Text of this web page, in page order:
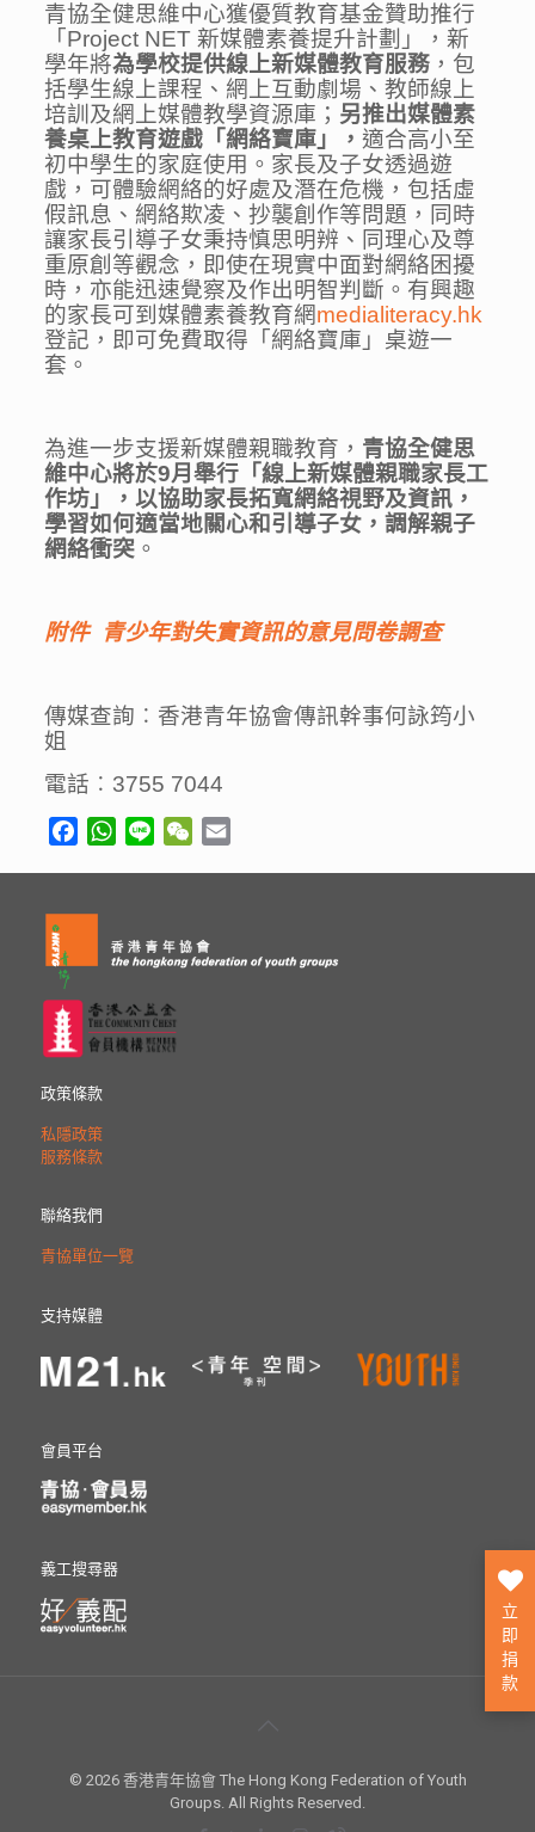
青協全健思維中心獲優質教育基金贊助推行
「Project NET 新媒體素養提升計劃」，新
學年將為學校提供線上新媒體教育服務 ，包
括學生線上課程、網上互動劇場、教師線上
培訓及網上媒體教學資源庫； 另推出媒體素
養桌上教育遊戲「網絡寶庫」，適合高小至
初中學生的家庭使用。家長及子女透過遊
戲，可體驗網絡的好處及潛在危機，包括虛
假訊息、網絡欺凌、抄襲創作等問題，同時
讓家長引導子女秉持慎思明辨、同理心及尊
重原創等觀念，即使在現實中面對網絡困擾
時，亦能迅速覺察及作出明智判斷。有興趣
的家長可到媒體素養教育網medialiteracy.hk
登記，即可免費取得「網絡寶庫」桌遊一
套。
為進一步支援新媒體親職教育， 青協全健思
維中心將於9月舉行「線上新媒體親職家長工
作坊」，以協助家長拓寬網絡視野及資訊，
學習如何適當地關心和引導子女，調解親子
網絡衝突 。
附件 青少年對失實資訊的意見問卷調查
傳媒查詢︰香港青年協會傳訊幹事何詠筠小
姐
電話︰ 3755 7044
FacebookWhatsApp
Line WeChat
政策條款
私隱政策
服務條款
聯絡我們
青協單位一覽
支持媒體
會員平台
義工搜尋器
© 2026 香港青年協會 The Hong Kong Federation of Youth
Groups. All Rights Reserved.
立
即
捐
款